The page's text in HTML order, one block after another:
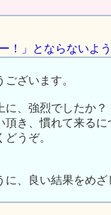
！」とならないよ
ざいます。
、強烈でしたか？
頂き、慣れて来る
うぞ。
に、良い結果をめ